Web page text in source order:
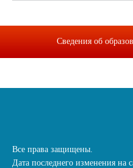
Сведения об
Все права защищены.
Дата последнего изменения на